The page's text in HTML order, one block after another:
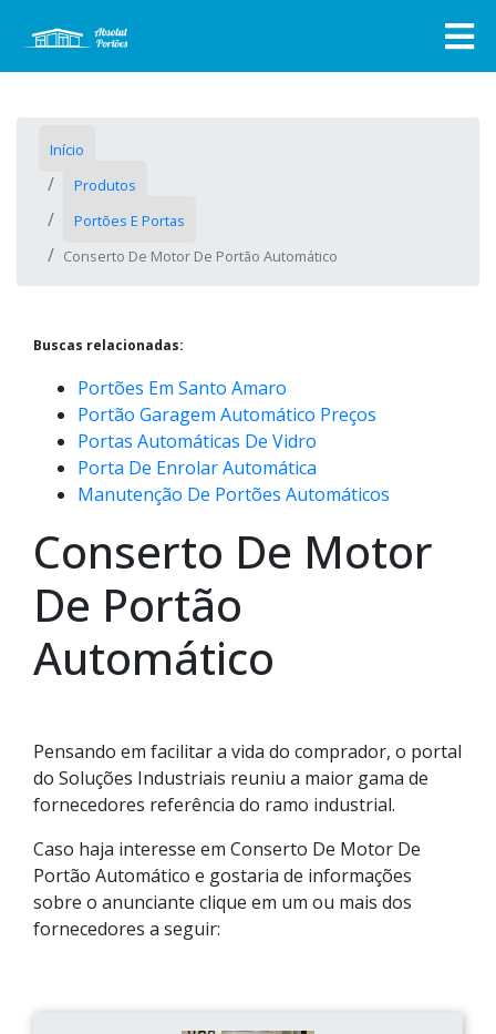
Início
Produtos
Portões E Portas
Conserto De Motor De Portão Automático
Buscas relacionadas:
Portões Em Santo Amaro
Portão Garagem Automático Preços
Portas Automáticas De Vidro
Porta De Enrolar Automática
Manutenção De Portões Automáticos
Conserto De Motor
De Portão
Automático
Pensando em facilitar a vida do comprador, o portal
do Soluções Industriais reuniu a maior gama de
fornecedores referência do ramo industrial.
Caso haja interesse em Conserto De Motor De
Portão Automático e gostaria de informações
sobre o anunciante clique em um ou mais dos
fornecedores a seguir: